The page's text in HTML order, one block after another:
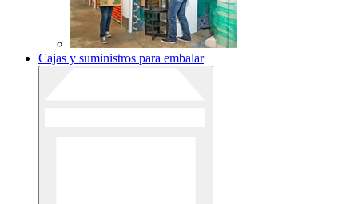
Cajas y suministros para embalar